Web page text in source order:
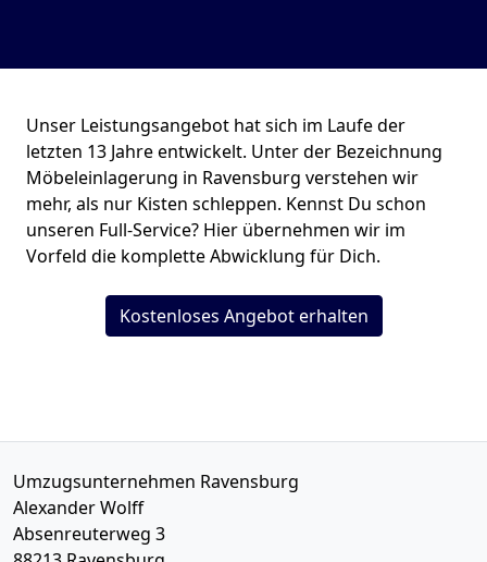
Unser Leistungsangebot hat sich im Laufe der
letzten 13 Jahre entwickelt. Unter der Bezeichnung
Möbeleinlagerung in Ravensburg verstehen wir
mehr, als nur Kisten schleppen. Kennst Du schon
unseren Full-Service? Hier übernehmen wir im
Vorfeld die komplette Abwicklung für Dich.
Kostenloses Angebot erhalten
Umzugsunternehmen Ravensburg
Alexander Wolff
Absenreuterweg 3